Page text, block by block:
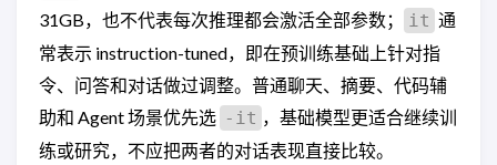
31GB，也不代表每次推理都会激活全部参数；
it 通
常表示 instruction-tuned，即在预训练基础上针对指
令、问答和对话做过调整。普通聊天、摘要、代码辅
助和 Agent 场景优先选 -it ，基础模型更适合继续训
练或研究，不应把两者的对话表现直接比较。